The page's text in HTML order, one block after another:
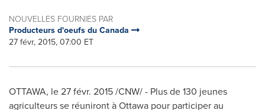
NOUVELLES FOURNIES PAR
Producteurs d'oeufs du Canada
27 févr, 2015, 07:00 ET
OTTAWA, le 27 févr. 2015 /CNW/ - Plus de 130 jeunes
agriculteurs se réuniront àOttawa pour participer au